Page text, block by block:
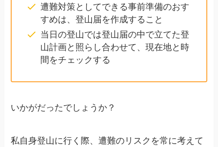
遭難対策としてできる事前準備のおす
すめは、登山届を作成すること
当日の登山では登山届の中で立てた登
山計画と照らし合わせて、現在地と時
間をチェックする
いかがだったでしょうか？
私自身登山に行く際、遭難のリスクを常に考えて